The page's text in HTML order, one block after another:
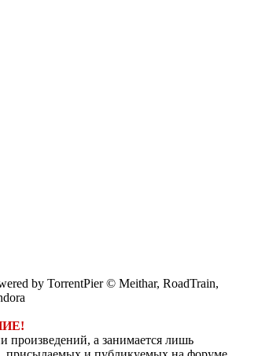
by TorrentPier © Meithar, RoadTrain,
произведений, а занимается лишь